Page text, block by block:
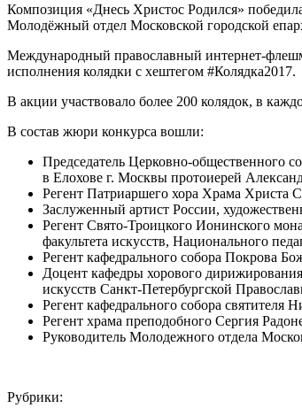
Композиция «Днесь Христос Родился»
Молодёжный отдел Московской городской
Международный православный интернет-
исполнения колядки с хештегом #Колядка2017.
В акции участвовало более 200 колядок, в
В состав жюри конкурса вошли:
Председатель Церковно-общественного
в Елохове г. Москвы протоиерей
Регент Патриаршего хора Храма Христа
Заслуженный артист России,
Регент Свято-Троицкого Ионинского
факультета искусств, Национального
Регент кафедрального собора Покрова
Доцент кафедры хорового
искусств Санкт-Петербургской
Регент кафедрального собора святителя
Регент храма преподобного Сергия
Руководитель Молодежного отдела
Рубрики: